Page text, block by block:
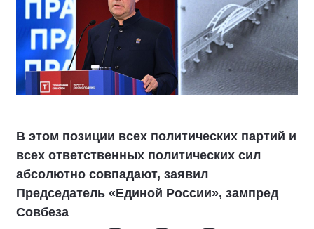
В этом позиции всех политических партий и
всех ответственных политических сил
абсолютно совпадают, заявил
Председатель «Единой России», зампред
Совбеза